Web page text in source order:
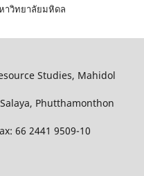
าวิทยาลัยมหิดล
Studies, Mahidol
Phutthamonthon
66 2441 9509-10